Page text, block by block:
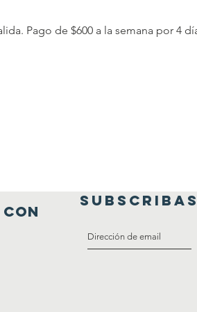
Pago de $600 a la semana por 4